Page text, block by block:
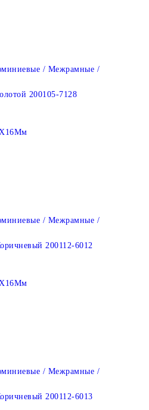
/ Межрамные /
200105-7128
/ Межрамные /
200112-6012
/ Межрамные /
200112-6013